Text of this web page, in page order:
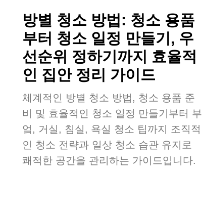
방별 청소 방법: 청소 용품
부터 청소 일정 만들기, 우
선순위 정하기까지 효율적
인 집안 정리 가이드
체계적인 방별 청소 방법, 청소 용품 준
비 및 효율적인 청소 일정 만들기부터 부
엌, 거실, 침실, 욕실 청소 팁까지 조직적
인 청소 전략과 일상 청소 습관 유지로
쾌적한 공간을 관리하는 가이드입니다.